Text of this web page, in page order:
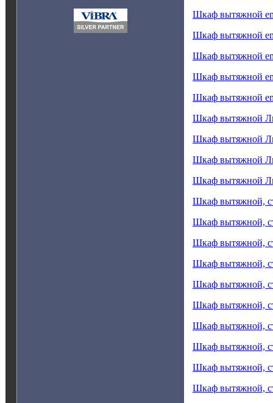
Шкаф вытяжной
Шкаф вытяжной
Шкаф вытяжной
Шкаф вытяжной
Шкаф вытяжной
Шкаф вытяжной
Шкаф вытяжной
Шкаф вытяжной
Шкаф вытяжной
Шкаф вытяжной,
Шкаф вытяжной,
Шкаф вытяжной,
Шкаф вытяжной,
Шкаф вытяжной,
Шкаф вытяжной,
Шкаф вытяжной,
Шкаф вытяжной,
Шкаф вытяжной,
Шкаф вытяжной,